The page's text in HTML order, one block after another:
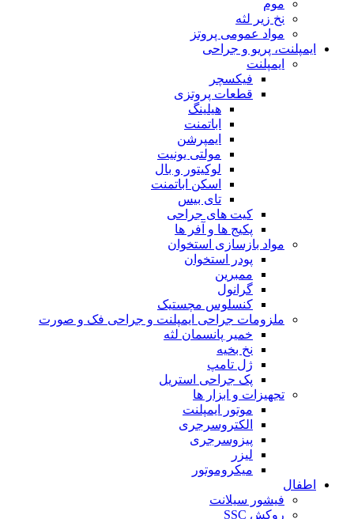
موم
نخ زیر لثه
مواد عمومی پروتز
ایمپلنت، پریو و جراحی
ایمپلنت
فیکسچر
قطعات پروتزی
هیلینگ
اباتمنت
ایمپرشن
مولتی یونیت
لوکیتور و بال
اسکن اباتمنت
تای بیس
کیت های جراحی
پکیج ها و آفر ها
مواد بازسازی استخوان
پودر استخوان
ممبرین
گرانول
کنسلوس مچستیک
ملزومات جراحی ایمپلنت و جراحی فک و صورت
خمیر پانسمان لثه
نخ بخیه
ژل تامپ
پک جراحی استریل
تجهیزات و ابزار ها
موتور ایمپلنت
الکتروسرجری
پیزوسرجری
لیزر
میکروموتور
اطفال
فیشور سیلانت
روکش SSC